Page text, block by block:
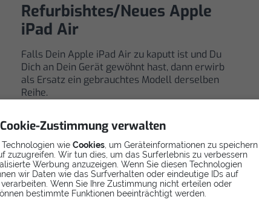
Cookie-Zustimmung verwalten
wie Cookies , um Geräteinformationen zu speichern
zuzugreifen. Wir tun dies, um das Surferlebnis zu verbessern
Werbung anzuzeigen. Wenn Sie diesen Technologien
wir Daten wie das Surfverhalten oder eindeutige IDs auf
Wenn Sie Ihre Zustimmung nicht erteilen oder
bestimmte Funktionen beeinträchtigt werden.
Refurbishtes/Neues Apple
iPad Air
Falls Dein Apple iPad Air zu kaputt ist und Du
Dich an Dein Gerät gewöhnt hast, dann erwirb
als Ersatz ein gebrauchtes Modell derselben
Reihe.
reparieren